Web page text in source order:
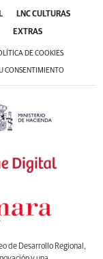
LNC CULTURAS
EXTRAS
DE COOKIES
CONSENTIMIENTO
de Desarrollo Regional,